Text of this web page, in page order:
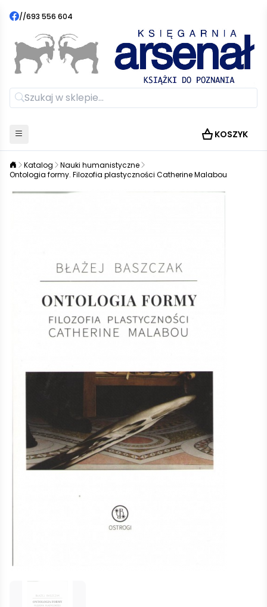
//693 556 604
KOSZYK
Katalog
Nauki humanistyczne
Ontologia formy. Filozofia plastyczności Catherine Malabou